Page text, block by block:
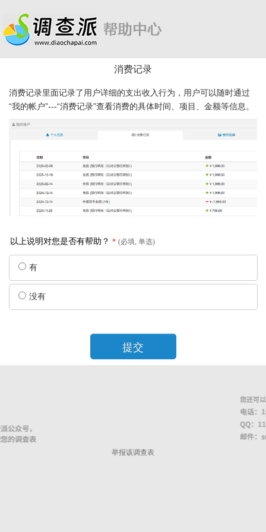
消费记录
消费记录里面记录了用户详细的支出收入行为，用户可以随时通过
“我的帐户”---“消费记录”查看消费的具体时间、项目、金额等信息。
以上说明对您是否有帮助？ * (必填, 单选)
有
没有
提交
举报该调查表